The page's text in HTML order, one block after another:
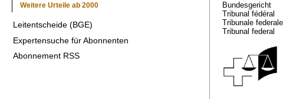
Weitere Urteile ab 2000
Leitentscheide (BGE)
Expertensuche für Abonnenten
Abonnement RSS
Bundesgericht
Tribunal fédéral
Tribunale federale
Tribunal federal